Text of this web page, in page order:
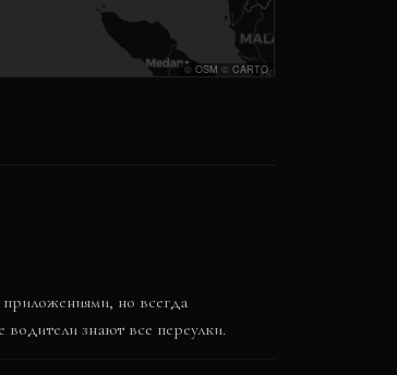
© OSM © CARTO
но всегда
знают все переулки.